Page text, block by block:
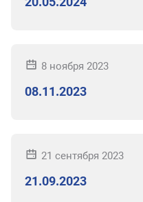
8 ноября 2023
08.11.2023
21 сентября 2023
21.09.2023